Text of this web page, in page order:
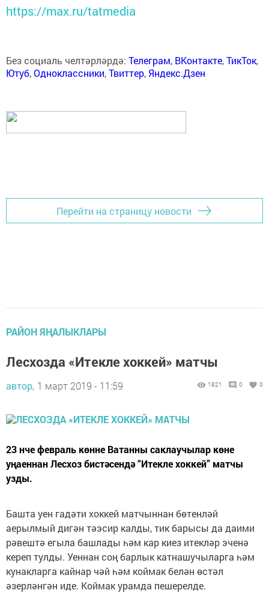
https://max.ru/tatmedia
Без социаль челтәрләрдә: Телеграм, ВКонтакте,ТикТок,
Ютуб,Одноклассники,Твиттер, Яндекс.Дзен
Перейти на страницу новости
РАЙОН ЯҢАЛЫКЛАРЫ
Лесхозда «Итекле хоккей» матчы
автор, 1 март 2019 - 11:59 1821 0 0
23 нче февраль көнне Ватанны саклаучылар көне
уңаеннан Лесхоз бистәсендә “Итекле хоккей” матчы
узды.
Башта уен гадәти хоккей матчыннан бөтенләй
аерылмый дигән тәэсир калды, тик барысы да даими
рәвештә егыла башлады һәм кар киез итекләр эченә
кереп тулды. Уеннан соң барлык катнашучыларга һәм
кунакларга кайнар чәй һәм коймак белән өстәл
әзерләнгән иде. Коймак урамда пешерелде.